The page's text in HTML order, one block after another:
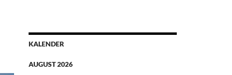
KALENDER
AUGUST 2026